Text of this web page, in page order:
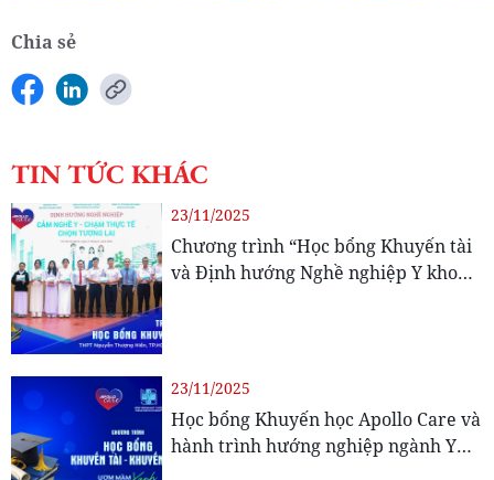
Chia sẻ
TIN TỨC KHÁC
23/11/2025
Chương trình “Học bổng Khuyến tài
và Định hướng Nghề nghiệp Y khoa”
23/11/2025
Học bổng Khuyến học Apollo Care và
hành trình hướng nghiệp ngành Y